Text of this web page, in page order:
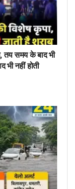
तय समय के बाद भी
भी नहीं होती